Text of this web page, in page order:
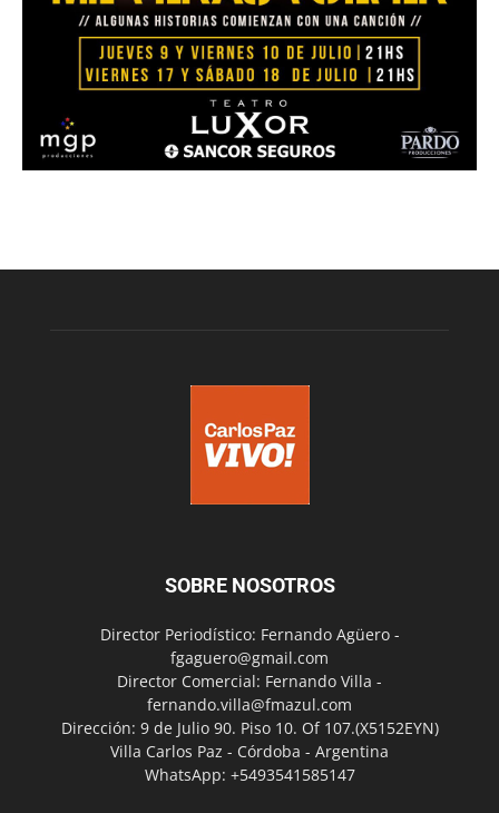
SOBRE NOSOTROS
Director Periodístico: Fernando Agüero -
fgaguero@gmail.com
Director Comercial: Fernando Villa -
fernando.villa@fmazul.com
Dirección: 9 de Julio 90. Piso 10. Of 107.(X5152EYN)
Villa Carlos Paz - Córdoba - Argentina
WhatsApp: +5493541585147